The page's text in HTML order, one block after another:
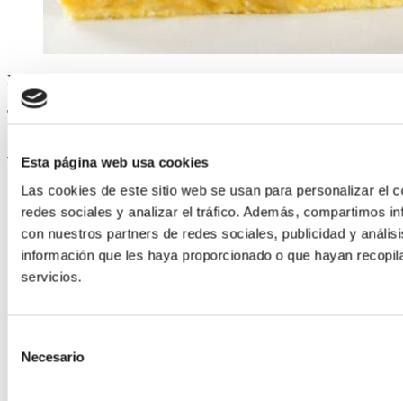
Esta página web usa cookies
Las cookies de este sitio web se usan para personalizar el
redes sociales y analizar el tráfico. Además, compartimos
con nuestros partners de redes sociales, publicidad y
información que les haya proporcionado o que hayan
servicios.
Necesario
ELABORADA POR EL EQUIPO COREN
Tortilla de patata con huevos de Corral